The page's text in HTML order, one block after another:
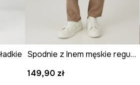
Spodnie z lnem męskie regular melanżowe kolor beżowy
149,90 zł